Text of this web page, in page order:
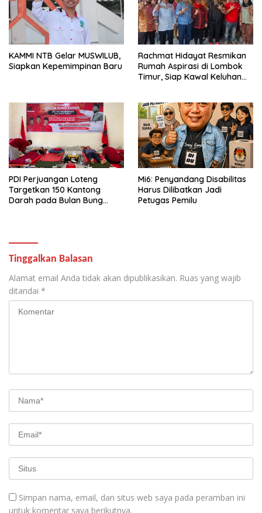
KAMMI NTB Gelar MUSWILUB,
Siapkan Kepemimpinan Baru
Rachmat Hidayat Resmikan
Rumah Aspirasi di Lombok
Timur, Siap Kawal Keluhan
PDI Perjuangan Loteng
Targetkan 150 Kantong
Darah pada Bulan Bung
Mi6: Penyandang Disabilitas
Harus Dilibatkan Jadi
Petugas Pemilu
Tinggalkan Balasan
Alamat email Anda tidak akan dipublikasikan. Ruas yang wajib
ditandai *
Simpan nama, email, dan situs web saya pada peramban ini
untuk komentar saya berikutnya.